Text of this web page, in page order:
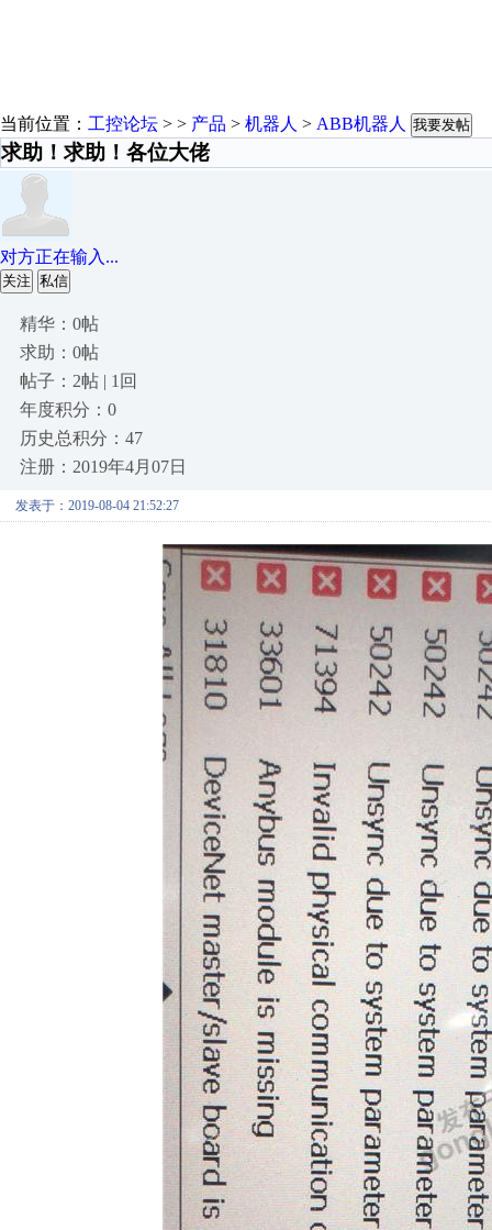
当前位置： 工控论坛 > > 产品 > 机器人 > ABB机器人 我要发帖
求助！求助！各位大佬
对方正在输入...
关注 私信
精华：0帖
求助：0帖
帖子：2帖 | 1回
年度积分：0
历史总积分：47
注册：2019年4月07日
发表于：2019-08-04 21:52:27